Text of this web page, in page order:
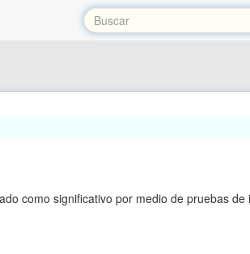
como significativo por medio de pruebas de